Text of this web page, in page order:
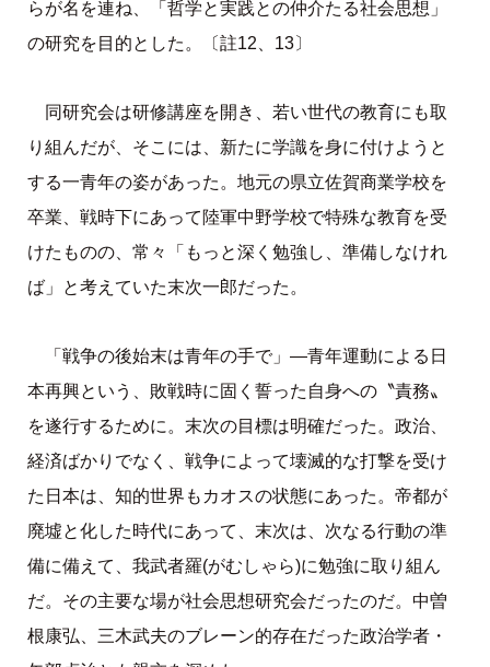
らが名を連ね、「哲学と実践との仲介たる社会思想」
の研究を目的とした。〔註12、13〕
同研究会は研修講座を開き、若い世代の教育にも取
り組んだが、そこには、新たに学識を身に付けようと
する一青年の姿があった。地元の県立佐賀商業学校を
卒業、戦時下にあって陸軍中野学校で特殊な教育を受
けたものの、常々「もっと深く勉強し、準備しなけれ
ば」と考えていた末次一郎だった。
「戦争の後始末は青年の手で」—青年運動による日
本再興という、敗戦時に固く誓った自身への〝責務〟
を遂行するために。末次の目標は明確だった。政治、
経済ばかりでなく、戦争によって壊滅的な打撃を受け
た日本は、知的世界もカオスの状態にあった。帝都が
廃墟と化した時代にあって、末次は、次なる行動の準
備に備えて、我武者羅(がむしゃら)に勉強に取り組ん
だ。その主要な場が社会思想研究会だったのだ。中曽
根康弘、三木武夫のブレーン的存在だった政治学者・